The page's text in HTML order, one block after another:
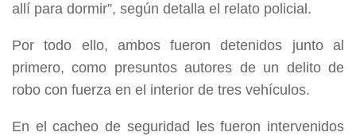
allí para dormir”, según detalla el relato policial.
Por todo ello, ambos fueron detenidos junto al
primero, como presuntos autores de un delito de
robo con fuerza en el interior de tres vehículos.
En el cacheo de seguridad les fueron intervenidos